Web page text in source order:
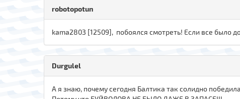
robotopotun
kаma280З [12509], побоялся смотреть! Если все было
Durgulel
А я знаю, почему сегодня Балтика так солидно